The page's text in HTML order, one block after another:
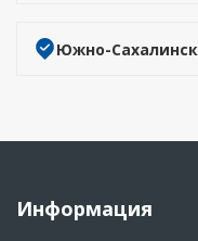
Южно-Сахалинск
Информация